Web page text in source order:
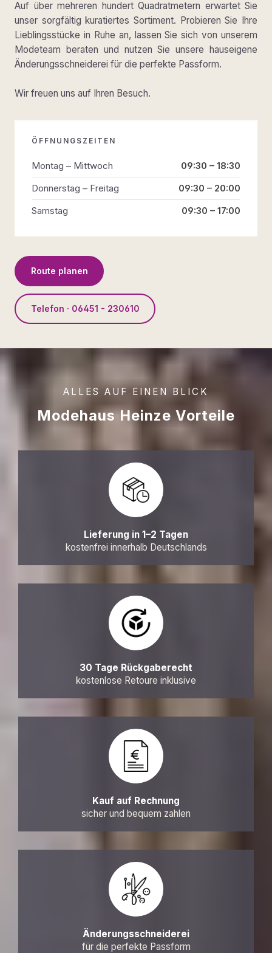
Auf über mehreren hundert Quadratmetern erwartet Sie
unser sorgfältig kuratiertes Sortiment. Probieren Sie Ihre
Lieblingsstücke in Ruhe an, lassen Sie sich von unserem
Modeteam beraten und nutzen Sie unsere hauseigene
Änderungsschneiderei für die perfekte Passform.
Wir freuen uns auf Ihren Besuch.
ÖFFNUNGSZEITEN
Montag – Mittwoch
09:30 – 18:30
Donnerstag – Freitag
09:30 – 20:00
Samstag
09:30 – 17:00
Route planen
Telefon · 06451 - 230610
ALLES AUF EINEN BLICK
Modehaus Heinze Vorteile
Lieferung in 1–2 Tagen
kostenfrei innerhalb Deutschlands
30 Tage Rückgaberecht
kostenlose Retoure inklusive
Kauf auf Rechnung
sicher und bequem zahlen
Änderungsschneiderei
für die perfekte Passform